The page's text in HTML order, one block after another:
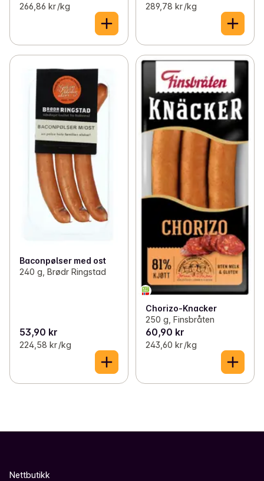
266,86 kr /kg 289,78 kr /kg
Baconpølser med ost
240 g, Brødr Ringstad
53,90 kr
224,58 kr /kg
Chorizo-Knacker
250 g, Finsbråten
60,90 kr
243,60 kr /kg
Nettbutikk